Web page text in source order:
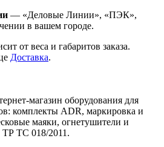
— «Деловые Линии», «ПЭК»,
в вашем городе.
от веса и габаритов заказа.
Доставка.
магазин оборудования для
комплекты ADR, маркировка и
маяки, огнетушители и
ТС 018/2011.